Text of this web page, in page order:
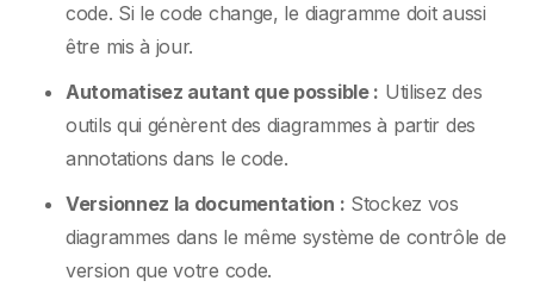
code. Si le code change, le diagramme doit aussi
être mis à jour.
Automatisez autant que possible : Utilisez des
outils qui génèrent des diagrammes à partir des
annotations dans le code.
Versionnez la documentation : Stockez vos
diagrammes dans le même système de contrôle de
version que votre code.